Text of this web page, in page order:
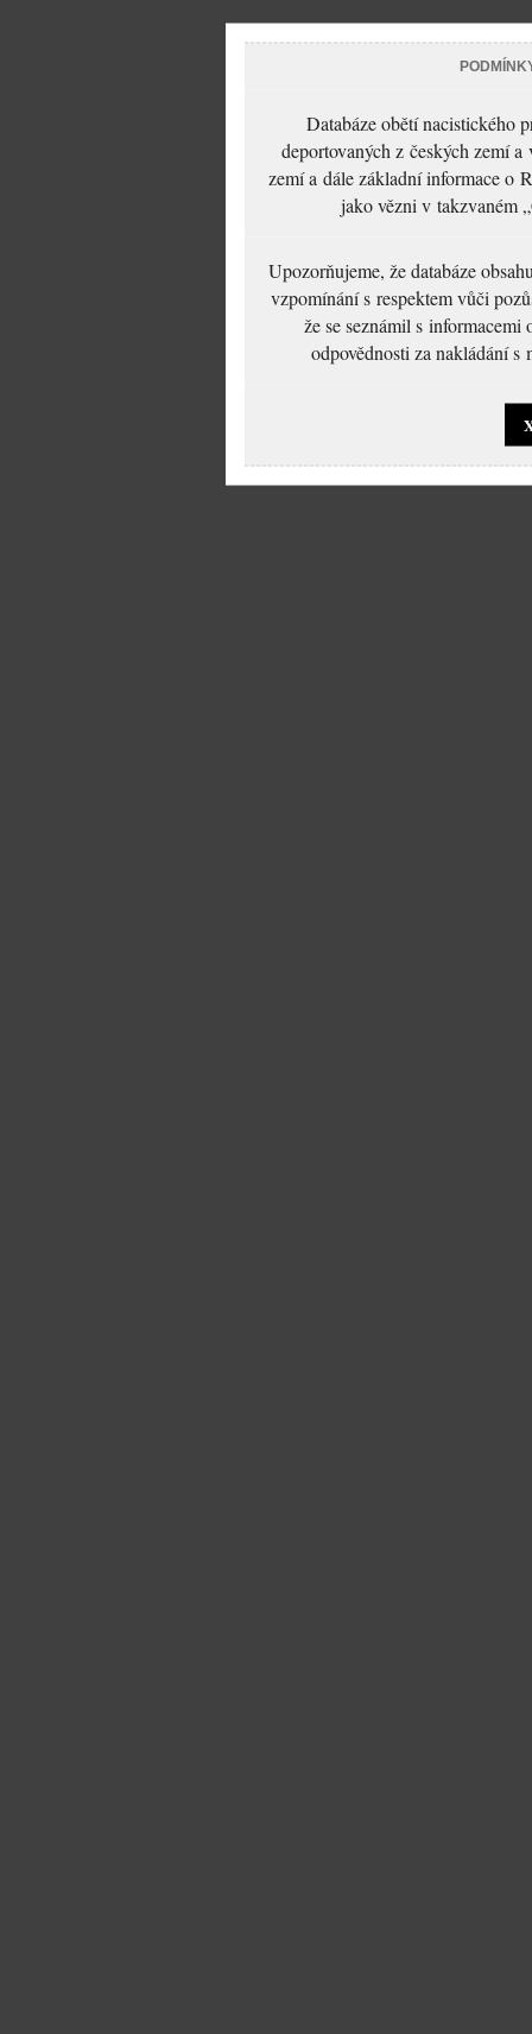
Databáze obětí nacistického
deportovaných z českých zemí
zemí a dále základní informace o
jako vězni v takzvaném
Upozorňujeme, že databáze
vzpomínání s respektem vůči
že se seznámil s
odpovědnosti za nakládání